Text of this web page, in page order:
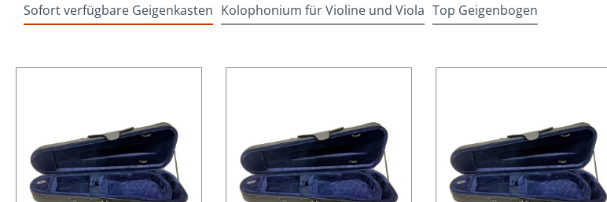
Sofort verfügbare Geigenkasten Kolophonium für Violine und Viola Top Geigenbogen